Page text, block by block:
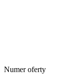
Numer oferty